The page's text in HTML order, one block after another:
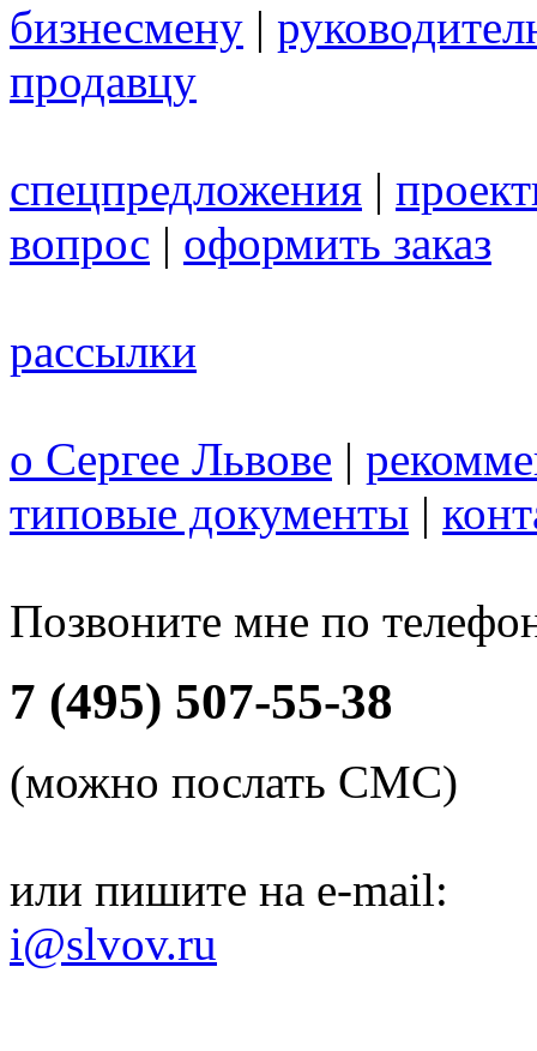
бизнесмену |
продавцу
спецпредложения |
вопрос | оформить заказ
рассылки
о Сергее Львове |
типовые документы |
Позвоните мне по
7 (495) 507-55-38
(можно послать СМС)
или пишите на e-mail:
i@slvov.ru